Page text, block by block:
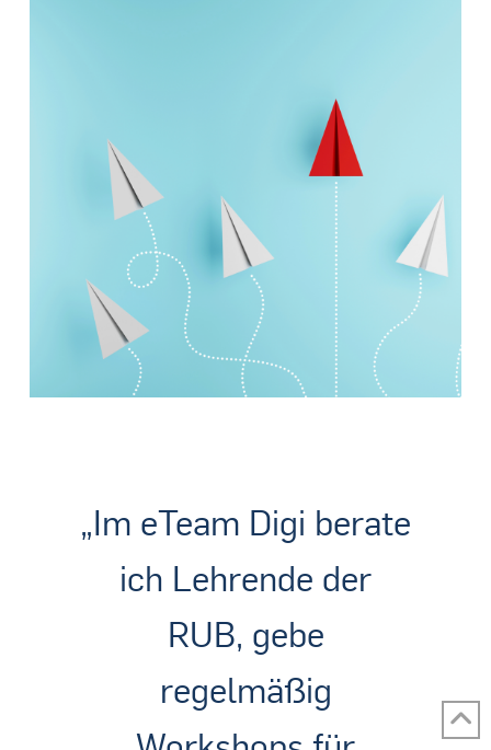
„Im eTeam Digi berate
ich Lehrende der
RUB, gebe
regelmäßig